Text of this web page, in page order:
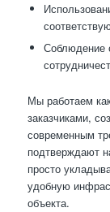
Соблюдение
Мы работаем
заказчиками,
современным
подтверждают
просто
удобную
объекта.